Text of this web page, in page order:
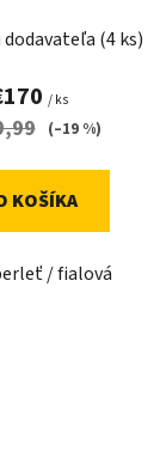
dodavateľa (4 ks)
/ ks
(–19 %)
KOŠÍKA
/ fialová